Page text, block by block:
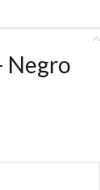
Negro